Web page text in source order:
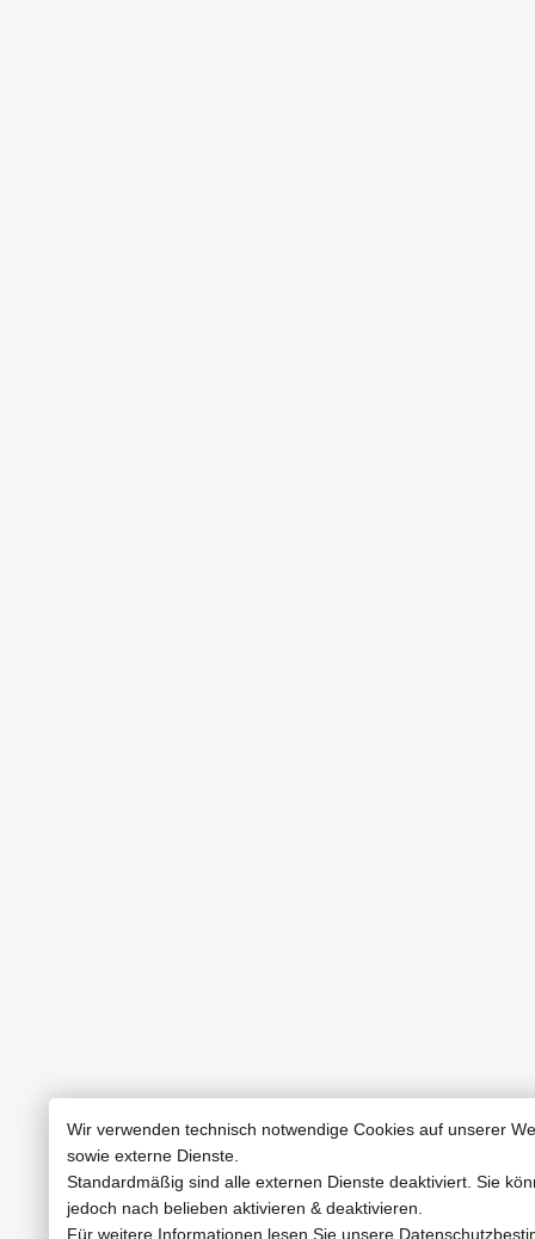
Wir verwenden technisch notwendige Cookies auf unserer
sowie externe Dienste.
Standardmäßig sind alle externen Dienste deaktiviert. Sie
jedoch nach belieben aktivieren & deaktivieren.
Für weitere Informationen lesen Sie unsere